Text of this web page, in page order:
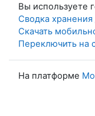
Вы используете
Сводка
Скачать
Переключить на
На платформе